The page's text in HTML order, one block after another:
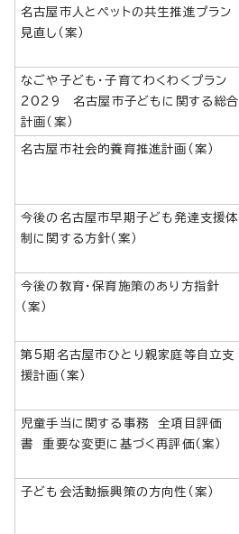
名古屋市人とペットの共生推進プラン
見直し（案）
なごや子ども・子育てわくわくプラン
2029 名古屋市子どもに関する総合
計画（案）
名古屋市社会的養育推進計画（案）
今後の名古屋市早期子ども発達支援体
制に関する方針（案）
今後の教育・保育施策のあり方指針
（案）
第5期名古屋市ひとり親家庭等自立支
援計画（案）
児童手当に関する事務 全項目評価
書 重要な変更に基づく再評価（案）
子ども会活動振興策の方向性（案）